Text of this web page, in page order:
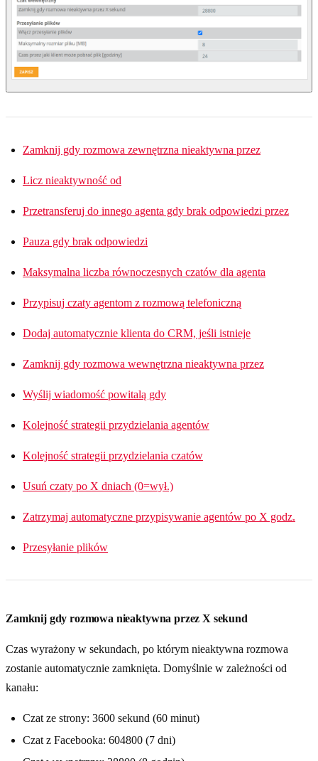
Zamknij gdy rozmowa zewnętrzna nieaktywna przez
Licz nieaktywność od
Przetransferuj do innego agenta gdy brak odpowiedzi przez
Pauza gdy brak odpowiedzi
Maksymalna liczba równoczesnych czatów dla agenta
Przypisuj czaty agentom z rozmową telefoniczną
Dodaj automatycznie klienta do CRM, jeśli istnieje
Zamknij gdy rozmowa wewnętrzna nieaktywna przez
Wyślij wiadomość powitalą gdy
Kolejność strategii przydzielania agentów
Kolejność strategii przydzielania czatów
Usuń czaty po X dniach (0=wył.)
Zatrzymaj automatyczne przypisywanie agentów po X godz.
Przesyłanie plików
Zamknij gdy rozmowa nieaktywna przez X sekund
Czas wyrażony w sekundach, po którym nieaktywna rozmowa
zostanie automatycznie zamknięta. Domyślnie w zależności od
kanału:
Czat ze strony: 3600 sekund (60 minut)
Czat z Facebooka: 604800 (7 dni)